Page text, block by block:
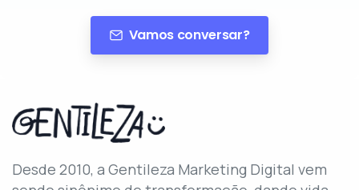
Vamos conversar?
Desde 2010, a Gentileza Marketing Digital vem